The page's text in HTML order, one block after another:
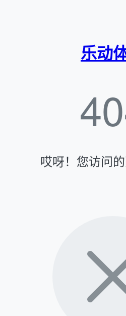
乐动
哎呀！您访问